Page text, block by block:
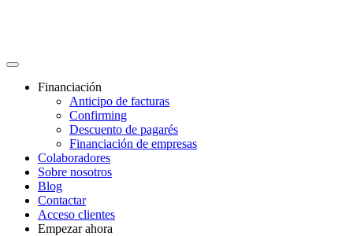
Financiación
Anticipo de facturas
Confirming
Descuento de pagarés
Financiación de empresas
Colaboradores
Sobre nosotros
Blog
Contactar
Acceso clientes
Empezar ahora